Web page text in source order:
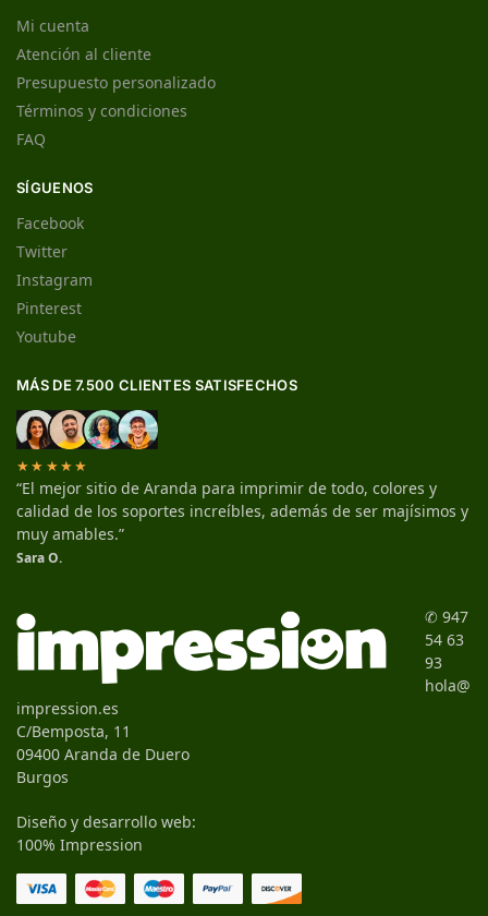
Mi cuenta
Atención al cliente
Presupuesto personalizado
Términos y condiciones
FAQ
SÍGUENOS
Facebook
Twitter
Instagram
Pinterest
Youtube
MÁS DE 7.500 CLIENTES SATISFECHOS
★★★★★
“El mejor sitio de Aranda para imprimir de todo, colores y
calidad de los soportes increíbles, además de ser majísimos y
muy amables.”
Sara O.
✆ 947
54 63
93
hola@
impression.es
C/Bemposta, 11
09400 Aranda de Duero
Burgos
Diseño y desarrollo web:
100% Impression